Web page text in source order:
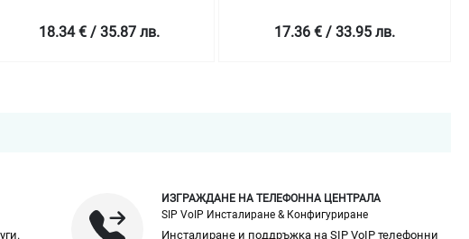
18.34 € / 35.87 лв. 17.36 € / 33.95 лв.
ИЗГРАЖДАНЕ НА ТЕЛЕФОННА ЦЕНТРАЛА
SIP VoIP Инсталиране & Конфигуриране
Инсталиране и поддръжка на SIP VoIP телефонни